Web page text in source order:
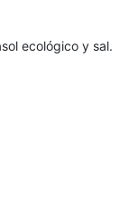
ecológico y sal.